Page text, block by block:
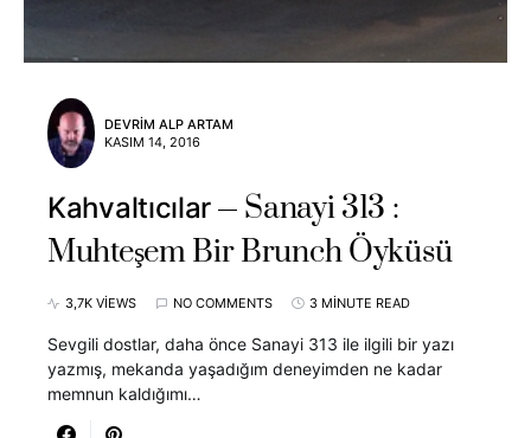
DEVRIM ALP ARTAM
KASIM 14, 2016
Kahvaltıcılar
Sanayi 313 :
Muhteşem Bir Brunch Öyküsü
3,7K VIEWS NO COMMENTS 3 MINUTE READ
Sevgili dostlar, daha önce Sanayi 313 ile ilgili bir yazı
yazmış, mekanda yaşadığım deneyimden ne kadar
memnun kaldığımı…